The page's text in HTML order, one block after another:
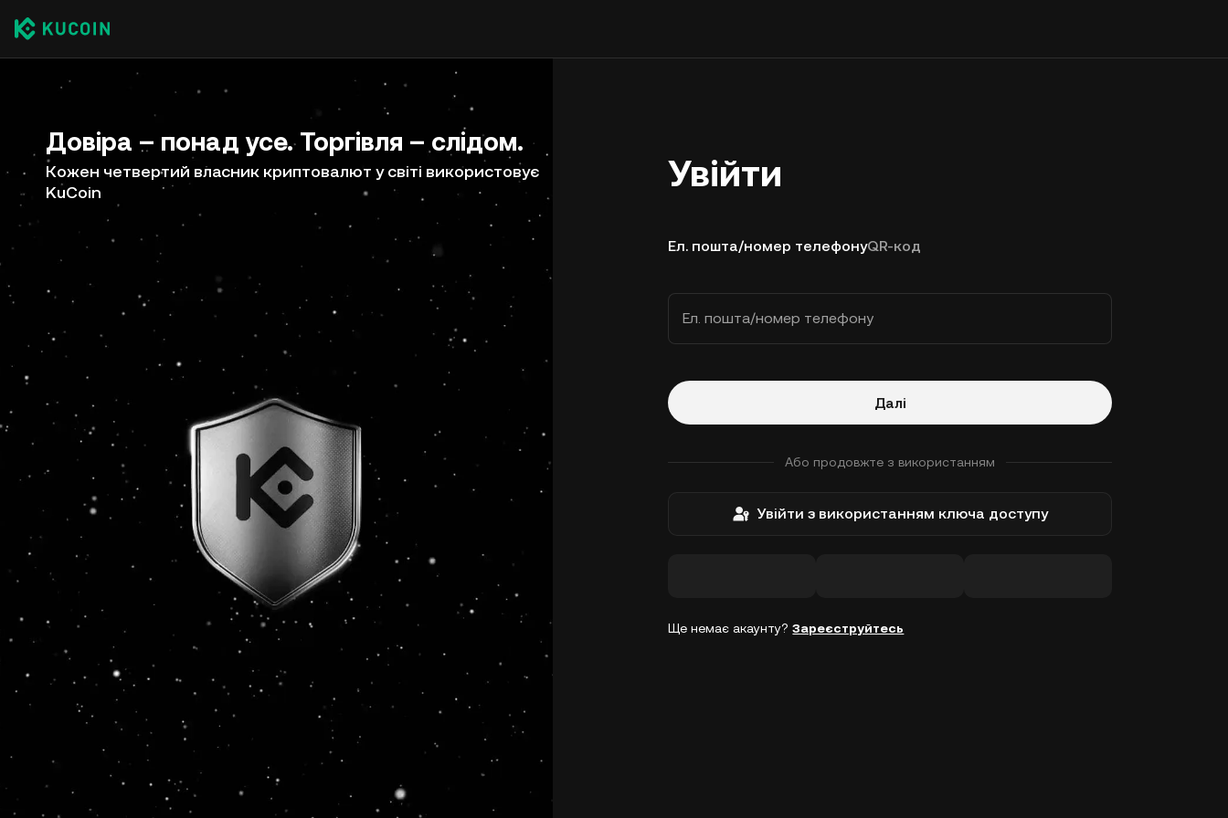
Довіра – понад усе. Торгівля – слідом.
Кожен четвертий власник криптовалют у світі використовує
KuCoin
Увійти
Ел. пошта/номер телефонуQR-код
Ел. пошта/номер телефону
Далі
Або продовжте з використанням
Увійти з використанням ключа доступу
Ще немає акаунту?Зареєструйтесь